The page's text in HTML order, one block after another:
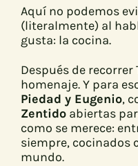
Aquí no podemos
(literalmente) al
gusta: la cocina.
Después de recorrer
homenaje. Y para
Piedad y Eugenio,
Zentido abiertas
como se merece:
siempre, cocinados
mundo.